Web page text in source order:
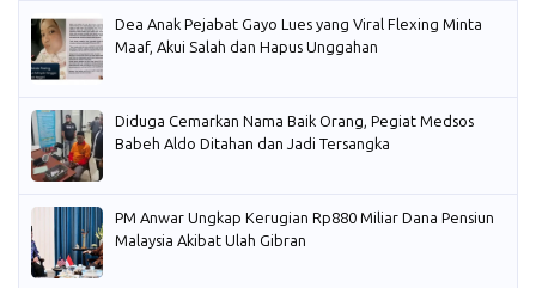
Dea Anak Pejabat Gayo Lues yang Viral Flexing Minta
Maaf, Akui Salah dan Hapus Unggahan
Diduga Cemarkan Nama Baik Orang, Pegiat Medsos
Babeh Aldo Ditahan dan Jadi Tersangka
PM Anwar Ungkap Kerugian Rp880 Miliar Dana Pensiun
Malaysia Akibat Ulah Gibran